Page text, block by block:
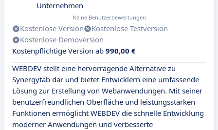
Unternehmen
Keine Benutzerbewertungen
Kostenlose Version
Kostenlose Testversion
Kostenlose Demoversion
Kostenpflichtige Version ab 990,00 €
WEBDEV stellt eine hervorragende Alternative zu
Synergytab dar und bietet Entwicklern eine umfassende
Lösung zur Erstellung von Webanwendungen. Mit seiner
benutzerfreundlichen Oberfläche und leistungsstarken
Funktionen ermöglicht WEBDEV die schnelle Entwicklung
moderner Anwendungen und verbesserte